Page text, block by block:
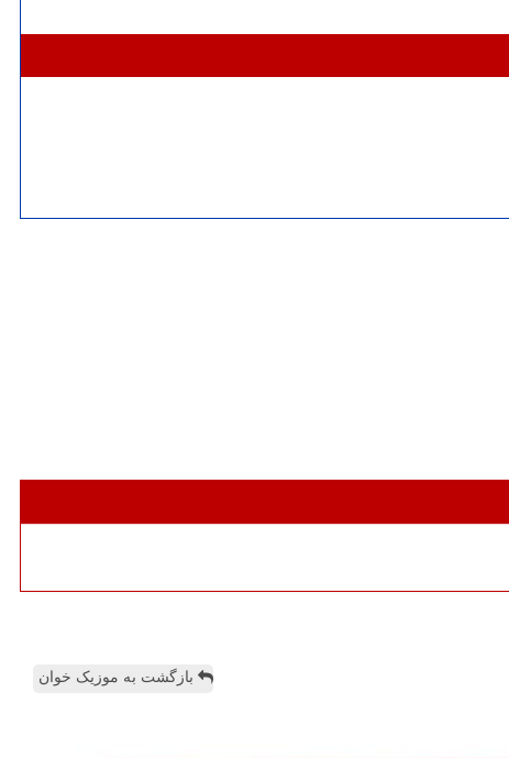
بازگشت به موزیک خوان